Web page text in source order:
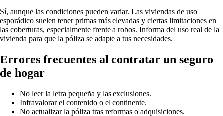
Sí, aunque las condiciones pueden variar. Las viviendas de uso
esporádico suelen tener primas más elevadas y ciertas limitaciones en
las coberturas, especialmente frente a robos. Informa del uso real de la
vivienda para que la póliza se adapte a tus necesidades.
Errores frecuentes al contratar un seguro
de hogar
No leer la letra pequeña y las exclusiones.
Infravalorar el contenido o el continente.
No actualizar la póliza tras reformas o adquisiciones.